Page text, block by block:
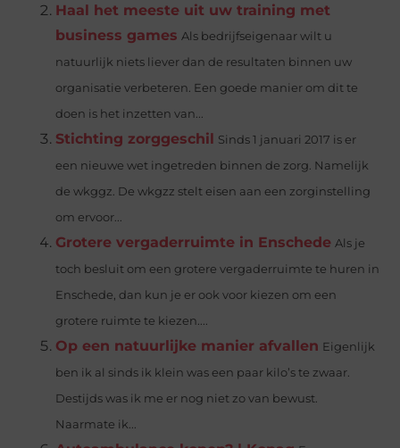
Haal het meeste uit uw training met
business games Als bedrijfseigenaar wilt u
natuurlijk niets liever dan de resultaten binnen uw
organisatie verbeteren. Een goede manier om dit te
doen is het inzetten van...
Stichting zorggeschil Sinds 1 januari 2017 is er
een nieuwe wet ingetreden binnen de zorg. Namelijk
de wkggz. De wkgzz stelt eisen aan een zorginstelling
om ervoor...
Grotere vergaderruimte in Enschede Als je
toch besluit om een grotere vergaderruimte te huren in
Enschede, dan kun je er ook voor kiezen om een
grotere ruimte te kiezen....
Op een natuurlijke manier afvallen Eigenlijk
ben ik al sinds ik klein was een paar kilo’s te zwaar.
Destijds was ik me er nog niet zo van bewust.
Naarmate ik...